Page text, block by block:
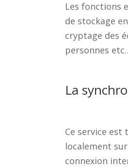
Les fonctions
de stockage
cryptage des
personnes
La
Ce service
localement
connexion